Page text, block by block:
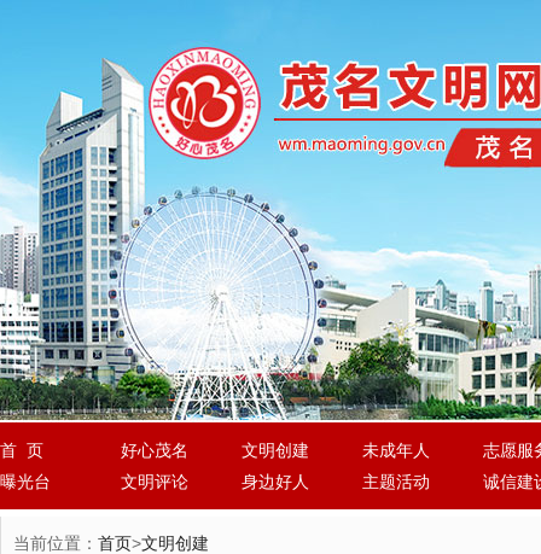
首 页 好心茂名 文明创建 未成年人
志愿服
曝光台
文明评论 身边好人 主题活动 诚信建
当前位置： 首页>文明创建